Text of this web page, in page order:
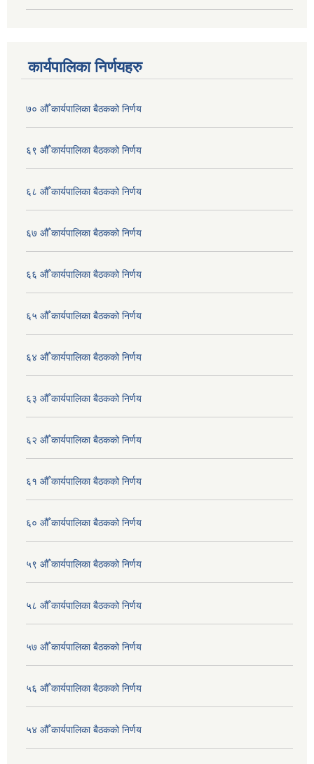
कार्यपालिका निर्णयहरु
७० औँ कार्यपालिका बैठकको निर्णय
६९ औँ कार्यपालिका बैठकको निर्णय
६८ औँ कार्यपालिका बैठकको निर्णय
६७ औँ कार्यपालिका बैठकको निर्णय
६६ औँ कार्यपालिका बैठकको निर्णय
६५ औँ कार्यपालिका बैठकको निर्णय
६४ औँ कार्यपालिका बैठकको निर्णय
६३ औँ कार्यपालिका बैठकको निर्णय
६२ औँ कार्यपालिका बैठकको निर्णय
६१ औँ कार्यपालिका बैठकको निर्णय
६० औँ कार्यपालिका बैठकको निर्णय
५९ औँ कार्यपालिका बैठकको निर्णय
५८ औँ कार्यपालिका बैठकको निर्णय
५७ औँ कार्यपालिका बैठकको निर्णय
५६ औँ कार्यपालिका बैठकको निर्णय
५४ औँ कार्यपालिका बैठकको निर्णय